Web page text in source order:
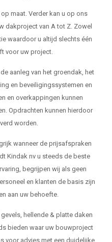
maat. Verder kan u op ons
dakproject van A tot Z. Zowel
waardoor u altijd slechts één
voor uw project.
aanleg van het groendak, het
en beveiligingssystemen en
en overkappingen kunnen
Opdrachten kunnen hierdoor
worden.
wanneer de prijsafspraken
Kindak nv u steeds de beste
begrijpen wij als geen
en klanten de basis zijn
aan uw behoefte.
hellende & platte daken
bieden waar uw bouwproject
voor advies met een duidelijke